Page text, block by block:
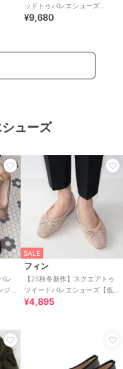
ッドトゥバレエシューズ
(B9601A)
¥9,680
ューズ
レ
ジ
SALE
フィン
【25秋冬新作】スクエアトゥ
ツイードバレエシューズ【低
反発スポンジ入り】
¥4,895